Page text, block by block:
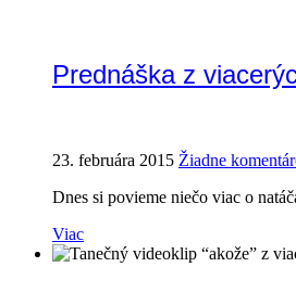
Prednáška z
23. februára 2015 Žiadne
Dnes si povieme niečo viac o
Viac